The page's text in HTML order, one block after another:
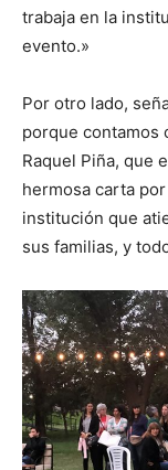
trabaja en la
evento.»
Por otro lado,
porque contamos
Raquel Piña, que
hermosa carta
institución que
sus familias, y